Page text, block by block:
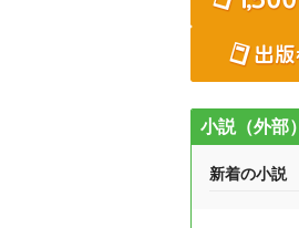
小説（外部）
新着の小説